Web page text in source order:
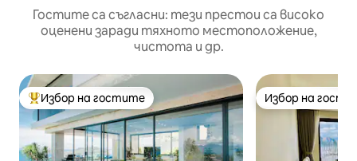
Гостите са съгласни: тези престои са високо
оценени заради тяхното местоположение,
чистота и др.
Най-популярен избор на гостите
Избор на гостите Избор на
Избор на